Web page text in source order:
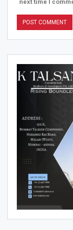
next time I